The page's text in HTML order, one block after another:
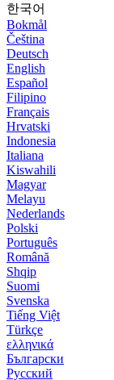
한국어
Bokmål
Čeština
Deutsch
English
Español
Filipino
Français
Hrvatski
Indonesia
Italiana
Kiswahili
Magyar
Melayu
Nederlands
Polski
Português
Română
Shqip
Suomi
Svenska
Tiếng Việt
Türkçe
ελληνικά
Български
Русский